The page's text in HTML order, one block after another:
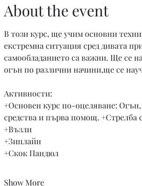
About the event
В този курс, ще учим основни
екстремна ситуация сред дивата
самообладанието са важни. Ще се
огън по различни начини,ще се
Активности:
+Основен курс по-оцеляване:
средства и първа помощ. +Стрелба
+Възли
+Зиплайн
+Скок Пандюл
Show More